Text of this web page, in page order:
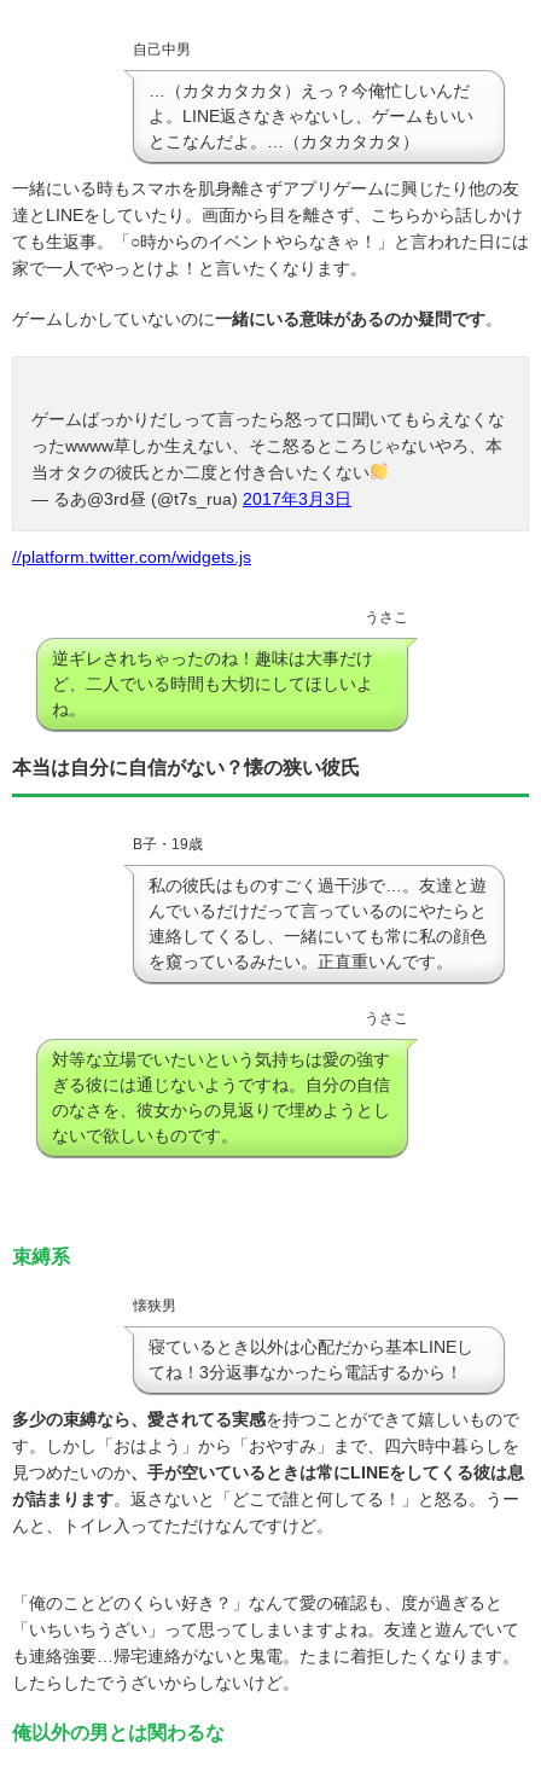
自己中男
…（カタカタカタ）えっ？今俺忙しいんだ
よ。LINE返さなきゃないし、ゲームもいい
とこなんだよ。…（カタカタカタ）
一緒にいる時もスマホを肌身離さずアプリゲームに興じたり他の友
達と LINEをしていたり。画面から目を離さず、こちらから話しかけ
ても生返事。
「○時からのイベントやらなきゃ！」と言われた日には
家で一人でやっとけよ！と言いたくなります。
ゲームしかしていないのに一緒にいる意味があるのか疑問です。
ゲームばっかりだしって言ったら怒って口聞いてもらえなくな
ったwwww草しか生えない、そこ怒るところじゃないやろ、本
当オタクの彼氏とか二度と付き合いたくない
— るあ@3rd昼 (@t7s_rua) 2017年3月3日
//platform.twitter.com/widgets.js
うさこ
逆ギレされちゃったのね！趣味は大事だけ
ど、二人でいる時間も大切にしてほしいよ
ね。
本当は自分に自信がない？懐の狭い彼氏
B子・19歳
私の彼氏はものすごく過干渉で…。友達と遊
んでいるだけだって言っているのにやたらと
連絡してくるし、一緒にいても常に私の顔色
を窺っているみたい。正直重いんです。
うさこ
対等な立場でいたいという気持ちは愛の強す
ぎる彼には通じないようですね。自分の自信
のなさを、彼女からの見返りで埋めようとし
ないで欲しいものです。
束縛系
懐狭男
寝ているとき以外は心配だから基本LINEし
てね！3分返事なかったら電話するから！
多少の束縛なら、愛されてる実感を持つことができて嬉しいもので
す。
しかし「おはよう」から「おやすみ」まで、四六時中暮らしを
見つめたいのか、手が空いているときは常にLINEをしてくる彼は息
が詰まります。返さないと「どこで誰と何してる！」と怒る。うー
んと、トイレ入ってただけなんですけど。
「俺のことどのくらい好き？」なんて愛の確認も、度が過ぎると
「いちいちうざい」って思ってしまいますよね。友達と遊んでいて
も連絡強要…帰宅連絡がないと鬼電。たまに着拒したくなります。
したらしたでうざいからしないけど。
俺以外の男とは関わるな